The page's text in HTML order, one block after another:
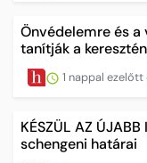
Önvédelemre és
tanítják a
1 nappal ezelőtt
KÉSZÜL AZ
schengeni határai